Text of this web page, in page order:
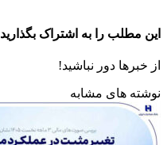
این مطلب را به اشتراک بگذارید
از خبرها دور نباشید!
نوشته های مشابه